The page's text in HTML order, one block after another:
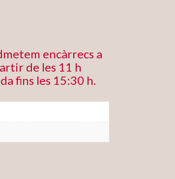
encàrrecs a
de les 11 h
fins les 15:30 h.